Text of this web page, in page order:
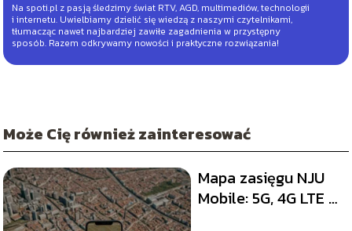
Na spoti.pl z pasją śledzimy świat RTV, AGD, multimediów, technologii
i internetu. Uwielbiamy dzielić się wiedzą z naszymi czytelnikami,
tłumacząc nawet najbardziej zawiłe zagadnienia w przystępny
sposób. Razem odkrywamy nowości i praktyczne rozwiązania!
Może Cię również zainteresować
Mapa zasięgu NJU
Mobile: 5G, 4G LTE w